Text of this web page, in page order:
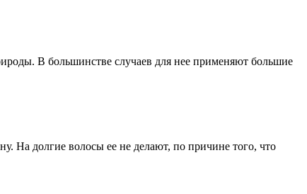
В большинстве случаев для нее применяют большие
На долгие волосы ее не делают, по причине того, что